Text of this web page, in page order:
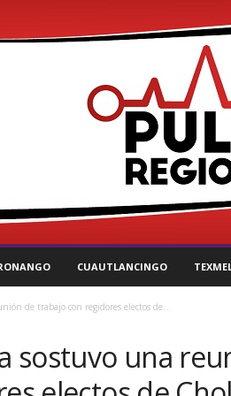
CUAUTLANCINGO
de trabajo con regidores electos de...
sostuvo una